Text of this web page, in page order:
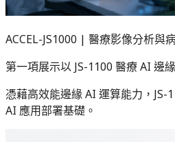
ACCEL-JS1000 | 醫療影像分析與
第一項展示以 JS-1100 醫療 AI 邊
憑藉高效能邊緣 AI 運算能力，
AI 應用部署基礎。